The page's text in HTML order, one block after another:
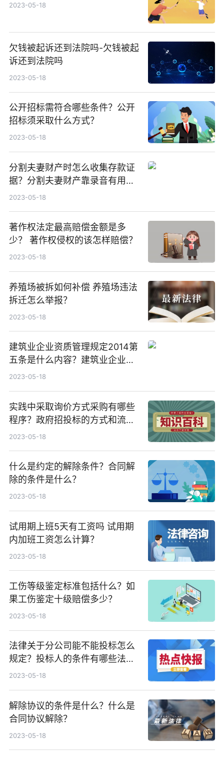
2023-05-18
欠钱被起诉还到法院吗-欠钱被起
诉还到法院吗
2023-05-18
公开招标需符合哪些条件？公开
招标须采取什么方式？
2023-05-18
分割夫妻财产时怎么收集存款证
据？分割夫妻财产靠录音有用
吗？
2023-05-18
著作权法定最高赔偿金额是多
少？ 著作权侵权的该怎样赔偿？
2023-05-18
养殖场被拆如何补偿 养殖场违法
拆迁怎么举报？
2023-05-18
建筑业企业资质管理规定2014第
五条是什么内容？建筑业企业资
质分为哪三个序列？
2023-05-18
实践中采取询价方式采购有哪些
程序？政府招投标的方式和流程
有哪些？
2023-05-18
什么是约定的解除条件？合同解
除的条件是什么？
2023-05-18
试用期上班5天有工资吗 试用期
内加班工资怎么计算？
2023-05-18
工伤等级鉴定标准包括什么？如
果工伤鉴定十级赔偿多少？
2023-05-18
法律关于分公司能不能投标怎么
规定？投标人的条件有哪些法律
依据？
2023-05-18
解除协议的条件是什么？什么是
合同协议解除？
2023-05-18